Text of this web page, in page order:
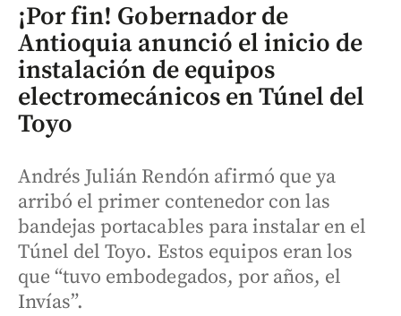
¡Por fin! Gobernador de
Antioquia anunció el inicio de
instalación de equipos
electromecánicos en Túnel del
Toyo
Andrés Julián Rendón afirmó que ya
arribó el primer contenedor con las
bandejas portacables para instalar en el
Túnel del Toyo. Estos equipos eran los
que “tuvo embodegados, por años, el
Invías”.